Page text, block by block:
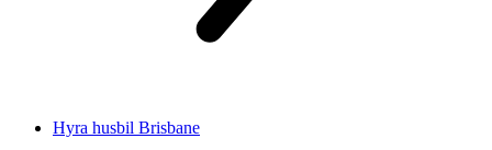
Hyra husbil Brisbane